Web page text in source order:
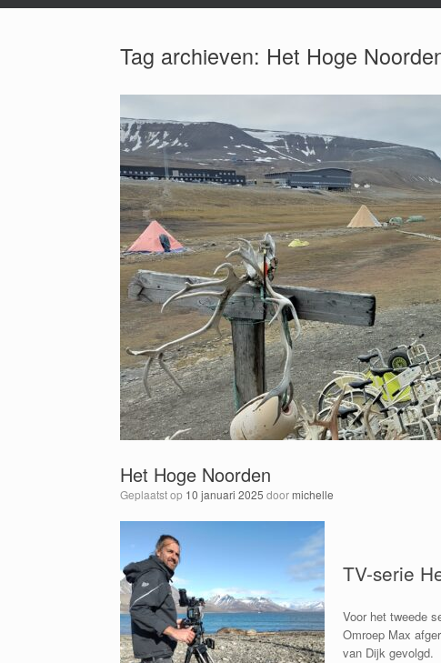
Tag archieven: Het Hoge
Het Hoge Noorden
Geplaatst op 10 januari 2025 doormichelle
TV-serie
Voor het tweede
Omroep Max
van Dijk gevolgd.